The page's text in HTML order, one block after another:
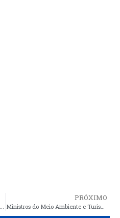
Mais um caso semelhante ao que acontece em Araioses, leva a cassação prefeito em município maranhense
PRÓXIMO
Ministros do Meio Ambiente e Turismo de Bolsonaro são corruptos. Mas quem se importa?